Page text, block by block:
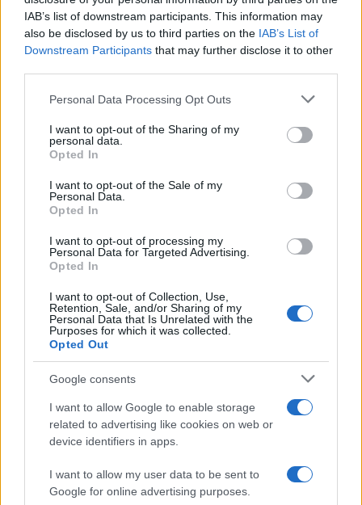
IAB’s list of downstream participants. This information may
also be disclosed by us to third parties on the IAB’s List of
Downstream Participants that may further disclose it to other
Please note that this website/app uses one or more Google
not limited to your visit or usage behaviour. You may click to
grant or deny consent to Google and its third-party tags to
use your data for below specified purposes in below Google
consent section.
Personal Data Processing Opt Outs
I want to opt-out of the Sharing of my
personal data.
Opted In
I want to opt-out of the Sale of my
Personal Data.
Opted In
I want to opt-out of processing my
Personal Data for Targeted Advertising.
Opted In
I want to opt-out of Collection, Use,
Retention, Sale, and/or Sharing of my
Personal Data that Is Unrelated with the
Purposes for which it was collected.
Opted Out
Google consents
I want to allow Google to enable storage
related to advertising like cookies on web or
device identifiers in apps.
I want to allow my user data to be sent to
Google for online advertising purposes.
κέρδη 23,31% από τις αρχές
του έτους
ΣΚΑΪ: Ολοκληρώθηκε η
θητεία του Γρηγόρη
Δημητριάδη - Ο Γιάννης
Αλαφούζος επιστρέφει στη
Media: Με ενίσχυση 8 εκατ. ευρώ σε 451 επιχειρήσεις
ξεκίνησε το πρόγραμμα στήριξης- Κάλυψη εισφορών
ΕΔΟΕΑΠ
Η Toyota φέρνει νέα γενιά
μπαταριών για τα υβριδικά
της
Σε κινεζική… πολιορκία η
αυτοκινητοβιομηχανία
Νέο Audi A2 e-tron με στόχο την κορυφή της
αποδοτικότητας